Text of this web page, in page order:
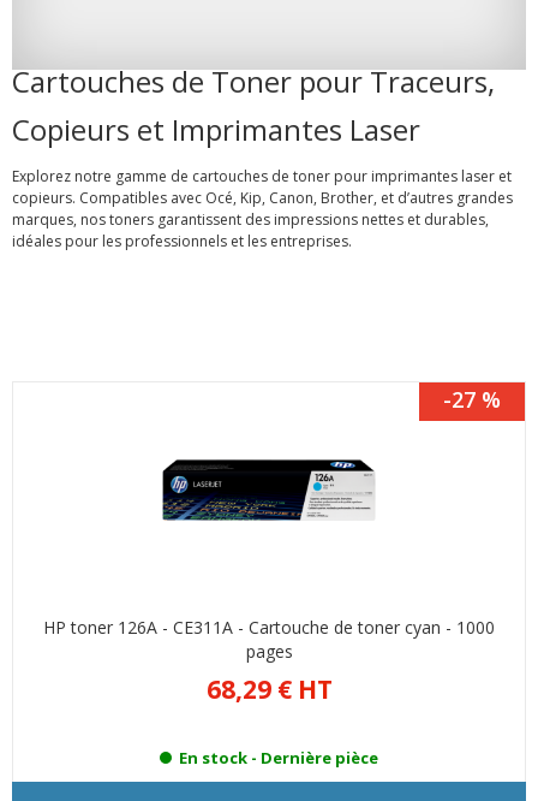
Cartouches de Toner pour Traceurs,
Copieurs et Imprimantes Laser
Explorez notre gamme de cartouches de toner pour imprimantes laser et
copieurs. Compatibles avec Océ, Kip, Canon, Brother, et d’autres grandes
marques, nos toners garantissent des impressions nettes et durables,
idéales pour les professionnels et les entreprises.
-27 %
HP toner 126A - CE311A - Cartouche de toner cyan - 1000
pages
HT
68,29 €
En stock - Dernière pièce